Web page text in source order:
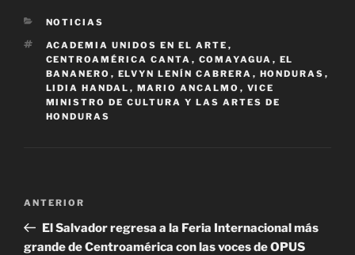
CATEGORÍAS
NOTICIAS
ETIQUETAS
ACADEMIA UNIDOS EN EL ARTE ,
CENTROAMÉRICA CANTA , COMAYAGUA , EL
BANANERO , ELVYN LENÍN CABRERA , HONDURAS ,
LIDIA HANDAL , MARIO ANCALMO , VICE
MINISTRO DE CULTURA Y LAS ARTES DE
HONDURAS
entradas
Entrada
anterior:
ANTERIOR
El Salvador regresa a la Feria Internacional más
grande de Centroamérica con las voces de OPUS